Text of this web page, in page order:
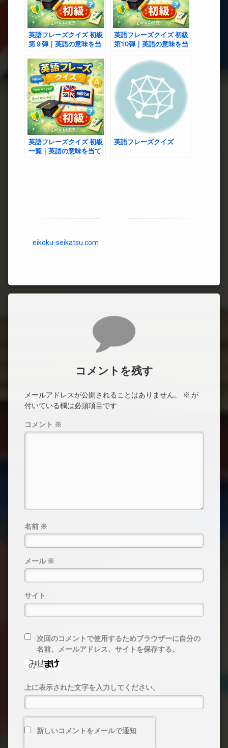
英語フレーズクイズ 初級
第９弾｜英語の意味を当
英語フレーズクイズ 初級
第10弾｜英語の意味を当
英語フレーズクイズ 初級
一覧｜英語の意味を当て
英語フレーズクイズ
eikoku-seikatsu.com
コメントを残す
メールアドレスが公開されることはありません。 ※ が
付いている欄は必須項目です
コメント ※
名前 ※
メール ※
サイト
次回のコメントで使用するためブラウザーに自分の
名前、メールアドレス、サイトを保存する。
上に表示された文字を入力してください。
新しいコメントをメールで通知